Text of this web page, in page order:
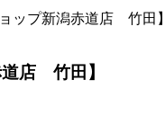
ップ新潟赤道店 竹田】
店 竹田】